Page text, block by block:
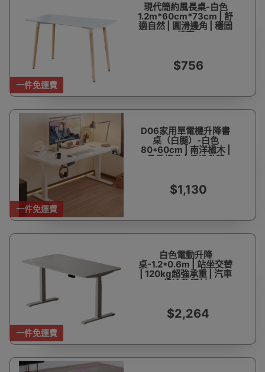
一件免運費
現代簡約風長桌-白色
1.2m*60cm*73cm | 舒
適自然 | 圓滑邊角 | 穩固
結實
$756
一件免運費
D06家用單電機升降書
桌（白腿）-白色
80*60cm | 南洋楹木 |
承重提升 | 低噪升降
$1,130
一件免運費
白色電動升降
桌-1.2*0.6m | 站坐交替
| 120kg超強承重 | 汽車
級冷軋鋼材
$2,264